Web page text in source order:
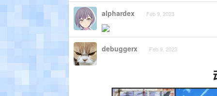
alphardex Feb 9, 2023
debuggerx Feb 9, 2023